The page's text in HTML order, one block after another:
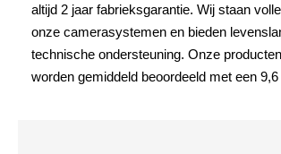
altijd 2 jaar fabrieksgarantie. Wij staan
onze camerasystemen en bieden
technische ondersteuning. Onze
worden gemiddeld beoordeeld met een 9,6